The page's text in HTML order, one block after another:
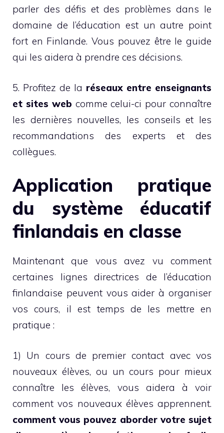
parler des défis et des problèmes dans le
domaine de l’éducation est un autre point
fort en Finlande. Vous pouvez être le guide
qui les aidera à prendre ces décisions.
5. Profitez de la réseaux entre enseignants
et sites web comme celui-ci pour connaître
les dernières nouvelles, les conseils et les
recommandations des experts et des
collègues.
Application pratique
du système éducatif
finlandais en classe
Maintenant que vous avez vu comment
certaines lignes directrices de l’éducation
finlandaise peuvent vous aider à organiser
vos cours, il est temps de les mettre en
pratique :
1) Un cours de premier contact avec vos
nouveaux élèves, ou un cours pour mieux
connaître les élèves, vous aidera à voir
comment vos nouveaux élèves apprennent.
comment vous pouvez aborder votre sujet